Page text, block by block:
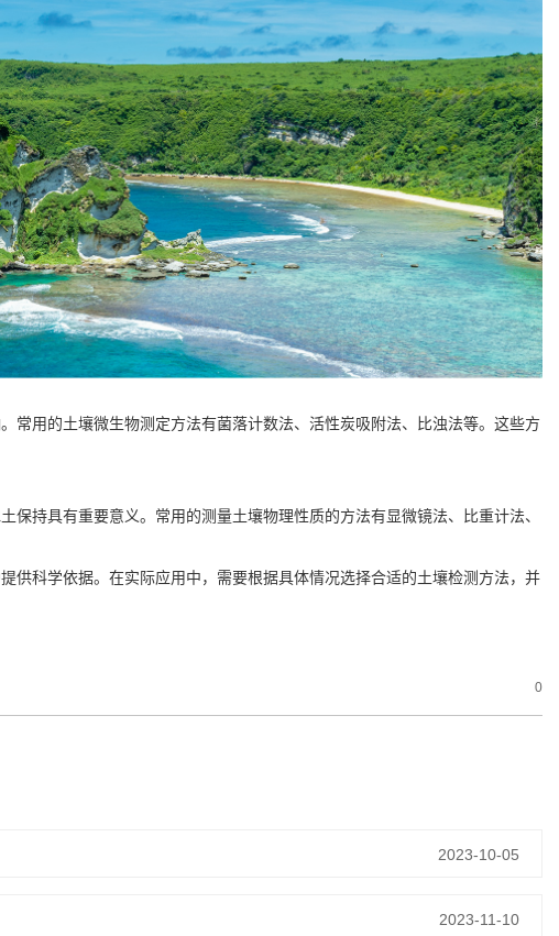
用的土壤微生物测定方法有菌落计数法、活性炭吸附法、比浊法等。这些方
持具有重要意义。常用的测量土壤物理性质的方法有显微镜法、比重计法、
科学依据。在实际应用中，需要根据具体情况选择合适的土壤检测方法，并
0
2023-10-05
2023-11-10